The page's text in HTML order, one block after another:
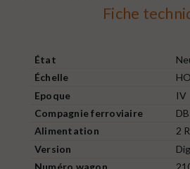
Fiche
État
Échelle
Epoque
IV
Compagnie ferroviaire
Alimentation
2
Version